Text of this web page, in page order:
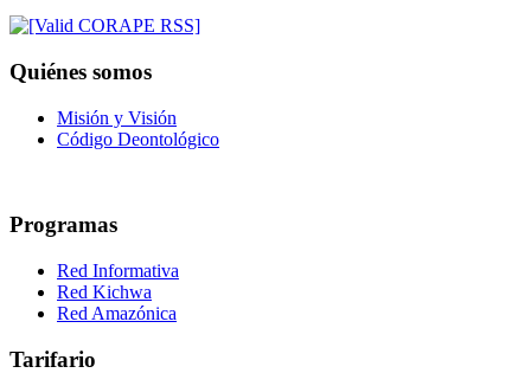
Quiénes somos
Misión y Visión
Código Deontológico
Programas
Red Informativa
Red Kichwa
Red Amazónica
Tarifario